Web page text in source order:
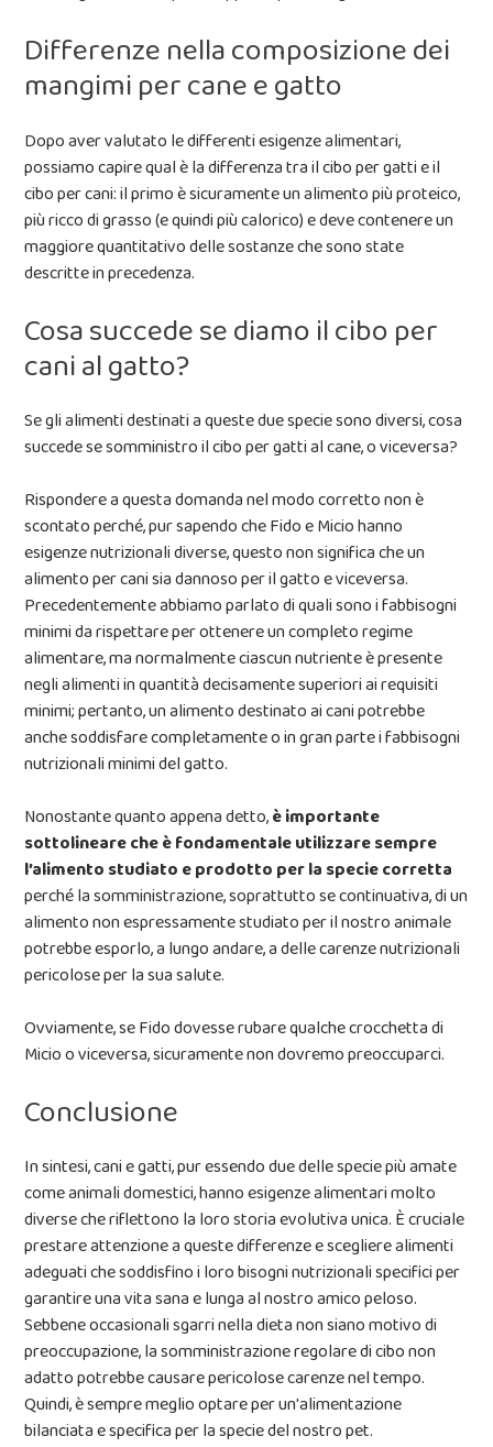
Differenze nella composizione dei
mangimi per cane e gatto
Dopo aver valutato le differenti esigenze alimentari,
possiamo capire qual è la differenza tra il cibo per gatti e il
cibo per cani: il primo è sicuramente un alimento più proteico,
più ricco di grasso (e quindi più calorico) e deve contenere un
maggiore quantitativo delle sostanze che sono state
descritte in precedenza.
Cosa succede se diamo il cibo per
cani al gatto?
Se gli alimenti destinati a queste due specie sono diversi, cosa
succede se somministro il cibo per gatti al cane, o viceversa?
Rispondere a questa domanda nel modo corretto non è
scontato perché, pur sapendo che Fido e Micio hanno
esigenze nutrizionali diverse, questo non significa che un
alimento per cani sia dannoso per il gatto e viceversa.
Precedentemente abbiamo parlato di quali sono i fabbisogni
minimi da rispettare per ottenere un completo regime
alimentare, ma normalmente ciascun nutriente è presente
negli alimenti in quantità decisamente superiori ai requisiti
minimi; pertanto, un alimento destinato ai cani potrebbe
anche soddisfare completamente o in gran parte i fabbisogni
nutrizionali minimi del gatto.
Nonostante quanto appena detto,è importante
sottolineare che è fondamentale utilizzare sempre
l’alimento studiato e prodotto per la specie corretta
perché la somministrazione, soprattutto se continuativa, di un
alimento non espressamente studiato per il nostro animale
potrebbe esporlo, a lungo andare, a delle carenze nutrizionali
pericolose per la sua salute.
Ovviamente, se Fido dovesse rubare qualche crocchetta di
Micio o viceversa, sicuramente non dovremo preoccuparci.
Conclusione
In sintesi, cani e gatti, pur essendo due delle specie più amate
come animali domestici, hanno esigenze alimentari molto
diverse che riflettono la loro storia evolutiva unica. È cruciale
prestare attenzione a queste differenze e scegliere alimenti
adeguati che soddisfino i loro bisogni nutrizionali specifici per
garantire una vita sana e lunga al nostro amico peloso.
Sebbene occasionali sgarri nella dieta non siano motivo di
preoccupazione, la somministrazione regolare di cibo non
adatto potrebbe causare pericolose carenze nel tempo.
Quindi, è sempre meglio optare per un'alimentazione
bilanciata e specifica per la specie del nostro pet.